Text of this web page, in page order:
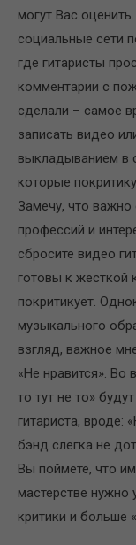
могут Вас
социальные сети
где гитаристы
комментарии с
сделали – самое
записать видео
выкладыванием в
которые
Замечу, что
профессий и
сбросите видео
готовы к жесткой
покритикует.
музыкального
взгляд, важное
«Не нравится».
то тут не то»
гитариста, вроде:
бэнд слегка не
Вы поймете, что
мастерстве
критики и больше